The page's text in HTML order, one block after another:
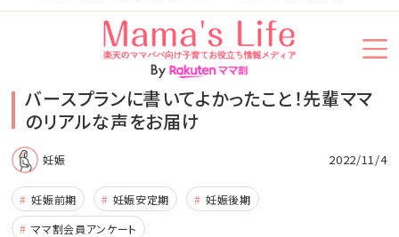
バースプランに書いてよかったこと！先輩ママ
のリアルな声をお届け
妊娠 2022/11/4
妊娠前期 妊娠安定期
妊娠後期
ママ割会員アンケート